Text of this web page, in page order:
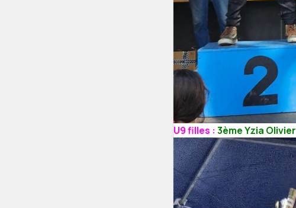
U9 filles : 3ème Yzia Olivier